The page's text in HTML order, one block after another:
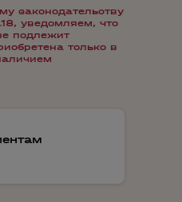
законодательству
уведомляем, что
подлежит
только в